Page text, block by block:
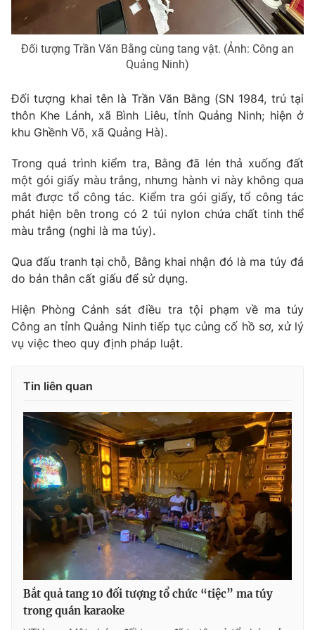
Photo Infographic
Shorts video
VTV Money VTV Thể thao
Thị trường 24h Tấm lòng Việt
VTV4
VTV9 VTV8
Liên hệ tòa soạn English
THỜI BÁO VTV
Theo dõi báo trên
Cơ quan chủ quản:Đài Truyền hình Việt Nam
Cơ quan báo chí: Thời báo VTV
Giấy phép hoạt động báo in và báo điện tử số 483/GP-BTTTT
cấp ngày 29/12/2023
Tổng Biên tập:
Vũ Thanh Thủy
Phó Tổng Biên tập: Nguyễn Thị Mỹ Hạnh, Phạm Quốc Thắng,
Nguyễn Trọng Ninh
Tổng đài VTV:024.38 355 931 - 024.38 355 932
Đối tượng Trần Văn Bằng cùng tang vật. (Ảnh: Công an
Quảng Ninh)
Đối tượng khai tên là Trần Văn Bằng (SN 1984, trú tại
thôn Khe Lánh, xã Bình Liêu, tỉnh Quảng Ninh; hiện ở
khu Ghềnh Võ, xã Quảng Hà).
Trong quá trình kiểm tra, Bằng đã lén thả xuống đất
một gói giấy màu trắng, nhưng hành vi này không qua
mắt được tổ công tác. Kiểm tra gói giấy, tổ công tác
phát hiện bên trong có 2 túi nylon chứa chất tinh thể
màu trắng (nghi là ma túy).
Qua đấu tranh tại chỗ, Bằng khai nhận đó là ma túy đá
do bản thân cất giấu để sử dụng.
Hiện Phòng Cảnh sát điều tra tội phạm về ma túy
Công an tỉnh Quảng Ninh tiếp tục củng cố hồ sơ, xử lý
vụ việc theo quy định pháp luật.
Tin liên quan
Bắt quả tang 10 đối tượng tổ chức “tiệc” ma túy
trong quán karaoke